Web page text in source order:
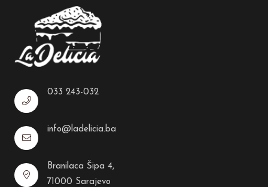
033 243-032
info@ladelicia.ba
Branilaca Šipa 4,
71000 Sarajevo